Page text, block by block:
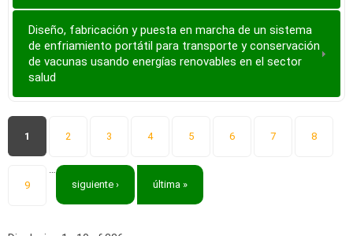
Diseño, fabricación y puesta en marcha de un sistema
de enfriamiento portátil para transporte y conservación
de vacunas usando energías renovables en el sector
salud
Páginas
1 2 3 4 5 6 7 8
9
siguiente ›
última »